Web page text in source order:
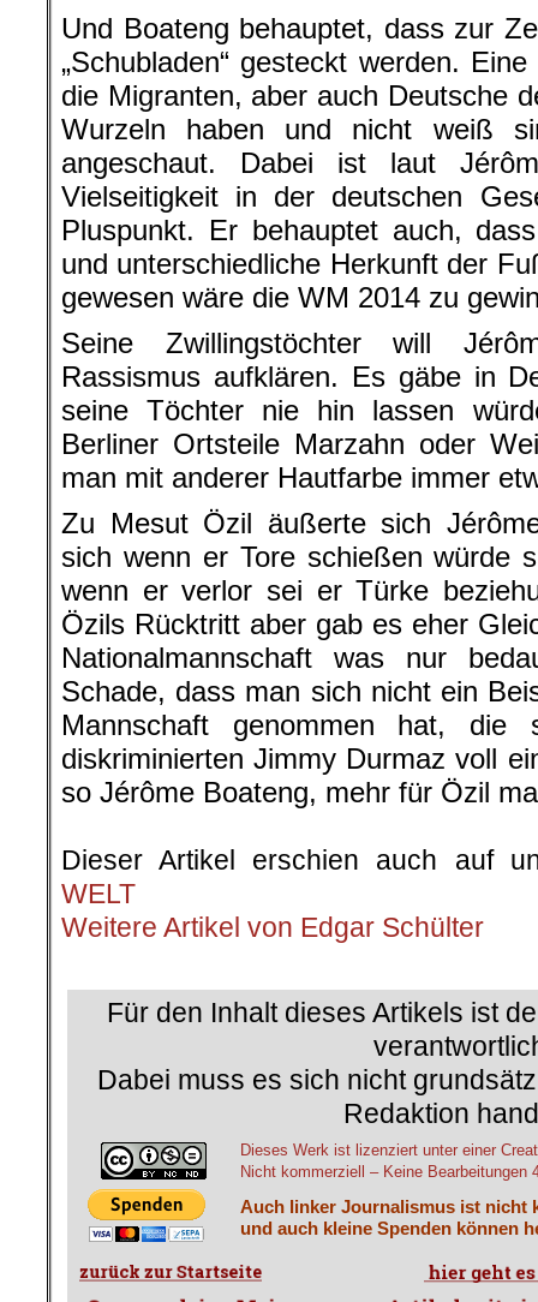
Und Boateng behauptet, dass zur
„Schubladen“ gesteckt werden.
die Migranten, aber auch Deutsche
Wurzeln haben und nicht weiß
angeschaut. Dabei ist laut
Vielseitigkeit in der deutschen
Pluspunkt. Er behauptet auch,
und unterschiedliche Herkunft der
gewesen wäre die WM 2014 zu
Seine Zwillingstöchter will
Rassismus aufklären. Es gäbe in
seine Töchter nie hin lassen
Berliner Ortsteile Marzahn oder
man mit anderer Hautfarbe immer
Zu Mesut Özil äußerte sich
sich wenn er Tore schießen würde
wenn er verlor sei er Türke
Özils Rücktritt aber gab es eher
Nationalmannschaft was nur
Schade, dass man sich nicht ein
Mannschaft genommen hat, die
diskriminierten Jimmy Durmaz voll
so Jérôme Boateng, mehr für Özil
Dieser Artikel erschien auch auf
WELT
Weitere Artikel von Edgar Schülter
Für den Inhalt dieses Artikels ist
Dabei muss es sich nicht
Redaktion
Dieses Werk ist lizenziert unter einer
Nicht kommerziell – Keine Bearbeitungen
Auch linker Journalismus ist nicht
und auch kleine Spenden können